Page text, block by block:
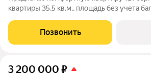
квартиры 35,5 кв.м., площадь без учета
2,5кв.м. Квартира в хорошем состоянии:
окна, межкомнатные
Позвонить
3 200 000 ₽